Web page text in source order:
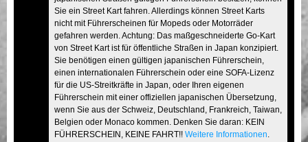
Tokio Shibuya Annex Tokio Bucht
Tokio Asakusa Osaka
Okinawa
Sie ein Street Kart fahren. Allerdings können Street Karts
nicht mit Führerscheinen für Mopeds oder Motorräder
gefahren werden. Achtung: Das maßgeschneiderte Go-Kart
von Street Kart ist für öffentliche Straßen in Japan konzipiert.
Sie benötigen einen gültigen japanischen Führerschein,
einen internationalen Führerschein oder eine SOFA-Lizenz
für die US-Streitkräfte in Japan, oder Ihren eigenen
Führerschein mit einer offiziellen japanischen Übersetzung,
wenn Sie aus der Schweiz, Deutschland, Frankreich, Taiwan,
Belgien oder Monaco kommen. Denken Sie daran: KEIN
FÜHRERSCHEIN, KEINE FAHRT!! Weitere Informationen